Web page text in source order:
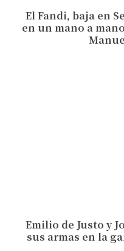
El Fandi, baja en
en un mano a
Emilio de Justo y
sus armas en la